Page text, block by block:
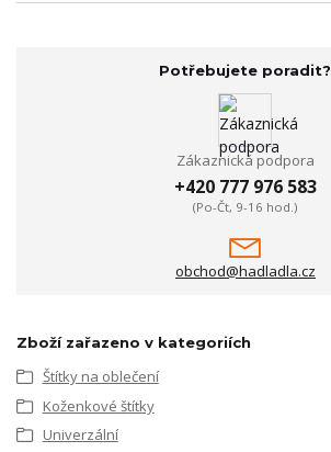
Potřebujete poradit?
Zákaznická podpora
+420 777 976 583
(Po-Čt, 9-16 hod.)
obchod@hadladla.cz
Zboží zařazeno v kategoriích
Štítky na oblečení
Koženkové štítky
Univerzální